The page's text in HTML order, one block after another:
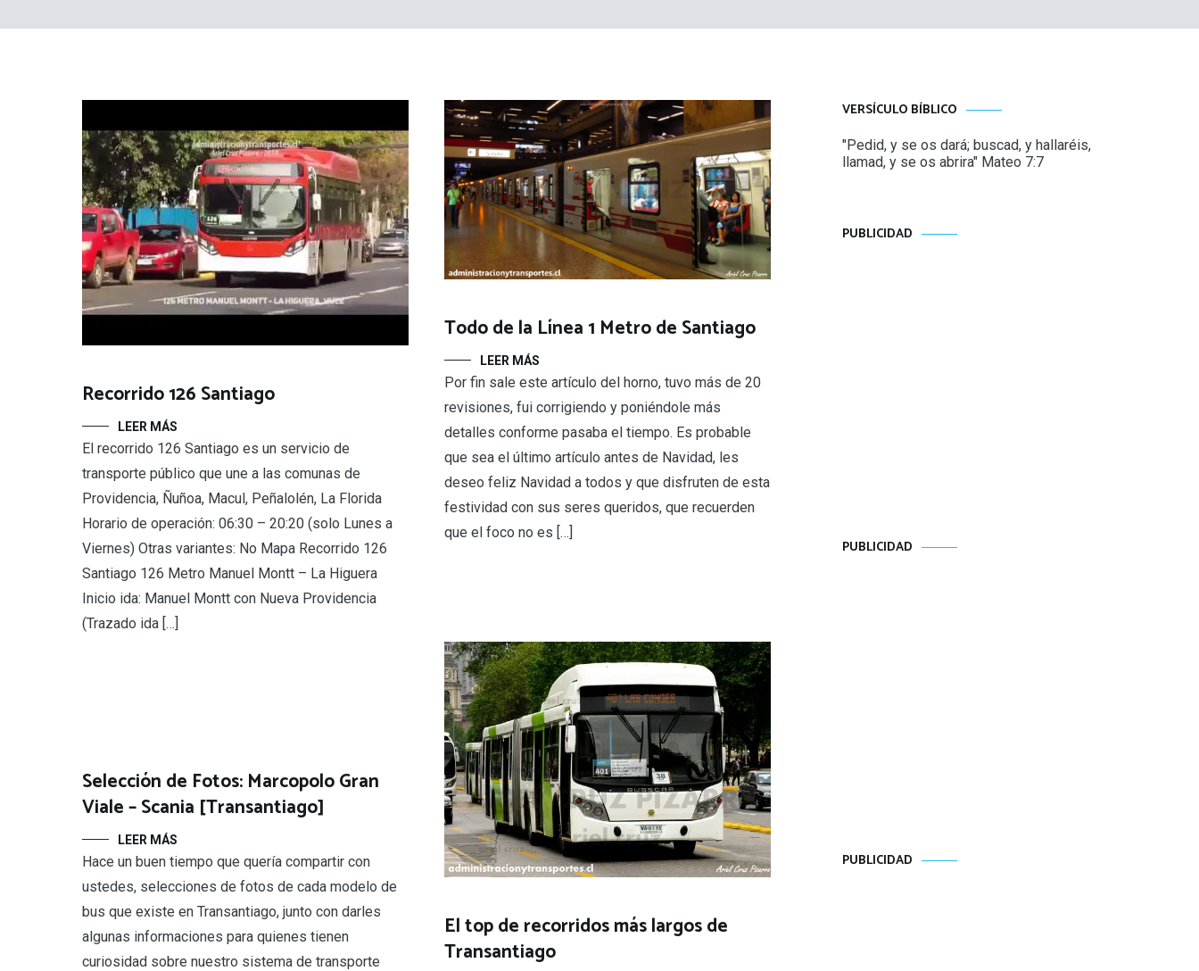
Recorrido 126 Santiago
LEER MÁS
El recorrido 126 Santiago es un servicio de
transporte público que une a las comunas de
Providencia, Ñuñoa, Macul, Peñalolén, La Florida
Horario de operación: 06:30 – 20:20 (solo Lunes a
Viernes) Otras variantes: No Mapa Recorrido 126
Santiago 126 Metro Manuel Montt – La Higuera
Inicio ida: Manuel Montt con Nueva Providencia
(Trazado ida […]
Todo de la Línea 1 Metro de Santiago
LEER MÁS
Por fin sale este artículo del horno, tuvo más de 20
revisiones, fui corrigiendo y poniéndole más
detalles conforme pasaba el tiempo. Es probable
que sea el último artículo antes de Navidad, les
deseo feliz Navidad a todos y que disfruten de esta
festividad con sus seres queridos, que recuerden
que el foco no es […]
El top de recorridos más largos de
Transantiago
Selección de Fotos: Marcopolo Gran
Viale – Scania [Transantiago]
LEER MÁS
Hace un buen tiempo que quería compartir con
ustedes, selecciones de fotos de cada modelo de
bus que existe en Transantiago, junto con darles
algunas informaciones para quienes tienen
curiosidad sobre nuestro sistema de transporte
VERSÍCULO BÍBLICO
"Pedid, y se os dará; buscad, y hallaréis,
llamad, y se os abrira" Mateo 7:7
PUBLICIDAD
PUBLICIDAD
PUBLICIDAD